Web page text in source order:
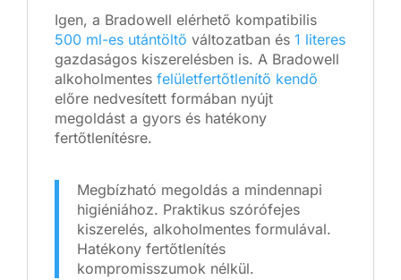
Igen, a Bradowell elérhető kompatibilis
500 ml-es utántöltő változatban és 1 literes
gazdaságos kiszerelésben is. A Bradowell
alkoholmentes felületfertőtlenítő kendő
előre nedvesített formában nyújt
megoldást a gyors és hatékony
fertőtlenítésre.
Megbízható megoldás a mindennapi
higiéniához. Praktikus szórófejes
kiszerelés, alkoholmentes formulával.
Hatékony fertőtlenítés
kompromisszumok nélkül.